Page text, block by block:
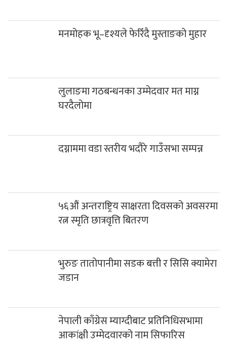
मनमोहक भू–दृश्यले फेरिँदै मुस्ताङको मुहार
लुलाङमा गठबन्धनका उम्मेदवार मत माग्न
घरदैलोमा
दग्नाममा वडा स्तरीय भदौरे गाउँसभा सम्पन्न
५६औं अन्तराष्ट्रिय साक्षरता दिवसको अवसरमा
रत्न स्मृति छात्रवृत्ति बितरण
भुरुङ तातोपानीमा सडक बत्ती र सिसि क्यामेरा
जडान
नेपाली काँग्रेस म्याग्दीबाट प्रतिनिधिसभामा
आकांक्षी उम्मेदवारको नाम सिफारिस